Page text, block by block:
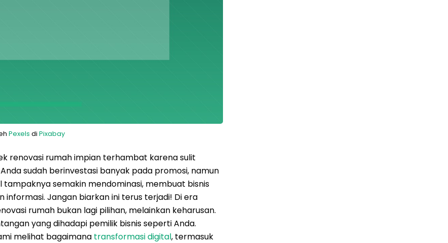
Pexels di Pixabay
renovasi rumah impian terhambat karena sulit
sudah berinvestasi banyak pada promosi, namun
tampaknya semakin mendominasi, membuat bisnis
Jangan biarkan ini terus terjadi! Di era
rumah bukan lagi pilihan, melainkan keharusan.
yang dihadapi pemilik bisnis seperti Anda.
melihat bagaimana transformasi digital, termasuk